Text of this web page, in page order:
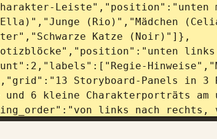
(Rio)","Mädchen
Katze (Noir)"]},
links
Storyboard-Panels in 3
und 6 kleine Charakterporträts am
links nach rechts,